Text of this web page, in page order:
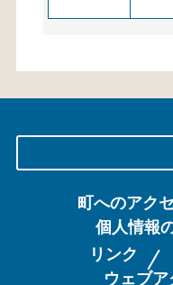
町へのアク
個人情報
リンク
ウェブ